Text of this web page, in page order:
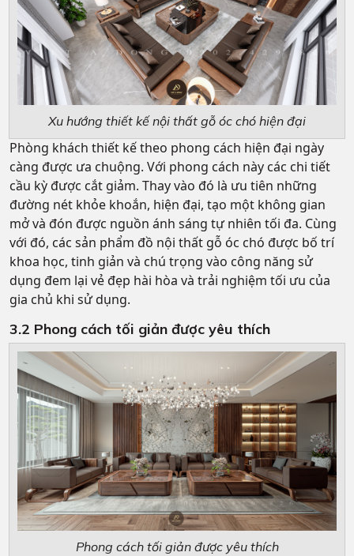
Xu hướng thiết kế nội thất gỗ óc chó hiện đại
Phòng khách thiết kế theo phong cách hiện đại ngày
càng được ưa chuộng. Với phong cách này các chi tiết
cầu kỳ được cắt giảm. Thay vào đó là ưu tiên những
đường nét khỏe khoắn, hiện đại, tạo một không gian
mở và đón được nguồn ánh sáng tự nhiên tối đa. Cùng
với đó, các sản phẩm đồ nội thất gỗ óc chó được bố trí
khoa học, tinh giản và chú trọng vào công năng sử
dụng đem lại vẻ đẹp hài hòa và trải nghiệm tối ưu của
gia chủ khi sử dụng.
3.2 Phong cách tối giản được yêu thích
Phong cách tối giản được yêu thích